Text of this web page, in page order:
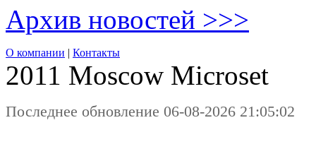
Архив новостей >>>
О компании | Контакты
2011 Moscow Microset
Последнее обновление 06-08-2026 21:05:02